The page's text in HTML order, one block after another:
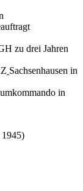
zu drei Jahren
Sachsenhausen in
in